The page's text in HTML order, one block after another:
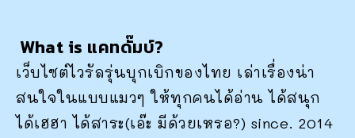
What is แคทดั๊มบ์?
เว็บไซต์ไวรัลรุ่นบุกเบิกของไทย เล่าเรื่องน่า
สนใจในแบบแมวๆ ให้ทุกคนได้อ่าน ได้สนุก
ได้เฮฮา ได้สาระ(เอ๊ะ มีด้วยเหรอ?) since. 2014